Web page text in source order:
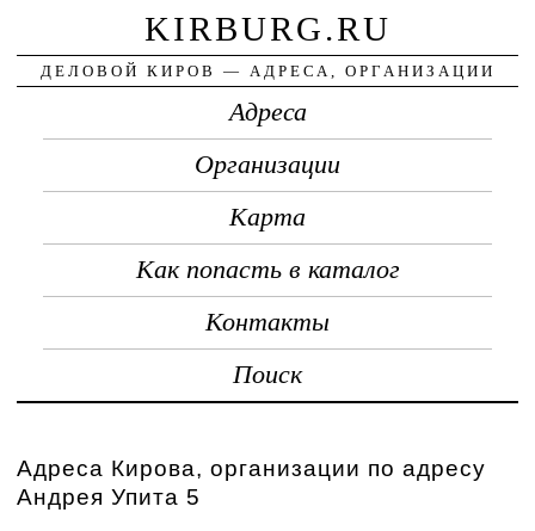
KIRBURG.RU
ДЕЛОВОЙ КИРОВ — АДРЕСА, ОРГАНИЗАЦИИ
Адреса
Организации
Карта
Как попасть в каталог
Контакты
Поиск
Адреса Кирова, организации по адресу
Андрея Упита 5